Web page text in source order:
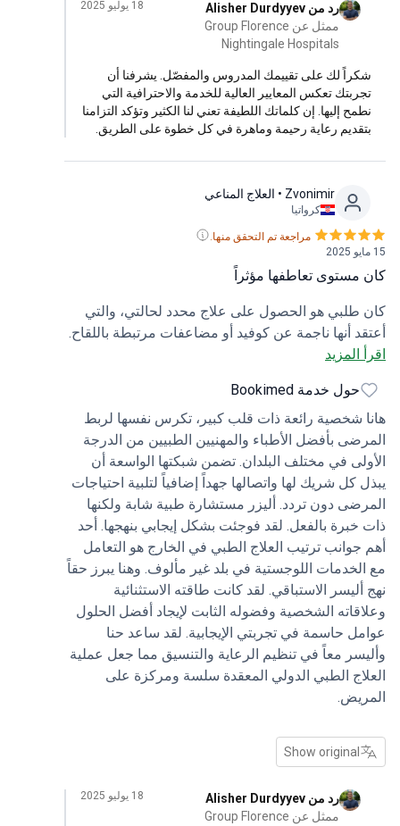
رد من Alisher Durdyyev
ممثل عن Group Florence
Nightingale Hospitals
لك على تقييمك المدروس والمفصّل. يشرفنا أن
تعكس المعايير العالية للخدمة والاحترافية التي
إليها. إن كلماتك اللطيفة تعني لنا الكثير وتؤكد التزامنا
رعاية رحيمة وماهرة في كل خطوة على الطريق.
Zvonimir• العلاج المناعي
كرواتيا
مراجعة تم التحقق منها.
مستوى تعاطفها مؤثراً
طلبي هو الحصول على علاج محدد لحالتي، والتي
أنها ناجمة عن كوفيد أو مضاعفات مرتبطة باللقاح.
نفسه جديد نسبيًا وغير متاح على نطاق واسع؛ ومع
وهو ما كان عاملاً حاسمًا في اختيار هذا
كان مستوى تعاطفها مؤثراً. عندما وصلت
تلقيت دعمًا رائعًا من أليسر دوردييف،
نسقت العملية بأكملها - بدءًا من الاستقبال وشراء
وحتى تحديد موعد العلاج. لم يكن أي من هذا
لولا حنا كارفاتسكا، التي ربطت بيننا جميعاً والتي
جميعاً علاقات شخصية ومهنية عميقة مع الناس
وأنا ممتن لها ولأليسر والطبيب على دعمهم
وشكر خاص على التعاطف الذي أبداه
الثلاثة، والعمل الجماعي الذي قاموا به ليحصلوا
ما نعتقد جميعًا أنه أفضل علاج.
حول خدمة Bookimed
شخصية رائعة ذات قلب كبير، تكرس نفسها لربط
بأفضل الأطباء والمهنيين الطبيين من الدرجة
في مختلف البلدان. تضمن شبكتها الواسعة أن
كل شريك لها واتصالها جهداً إضافياً لتلبية احتياجات
دون تردد. أليزر مستشارة طبية شابة ولكنها
بالفعل. لقد فوجئت بشكل إيجابي بنهجها. أحد
ترتيب العلاج الطبي في الخارج هو التعامل
اللوجستية في بلد غير مألوف. وهنا يبرز حقاً
الاستباقي. لقد كانت طاقته الاستثنائية
الشخصية وفضوله الثابت لإيجاد أفضل الحلول
حاسمة في تجربتي الإيجابية. لقد ساعد حنا
معاً في تنظيم الرعاية والتنسيق مما جعل عملية
الطبي الدولي المعقدة سلسة ومركزة على
Show original
رد من Alisher Durdyyev
ممثل عن Group Florence